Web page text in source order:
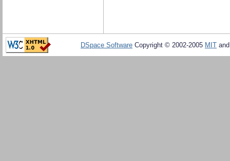
DSpace Software Copyright © 2002-2005 MIT